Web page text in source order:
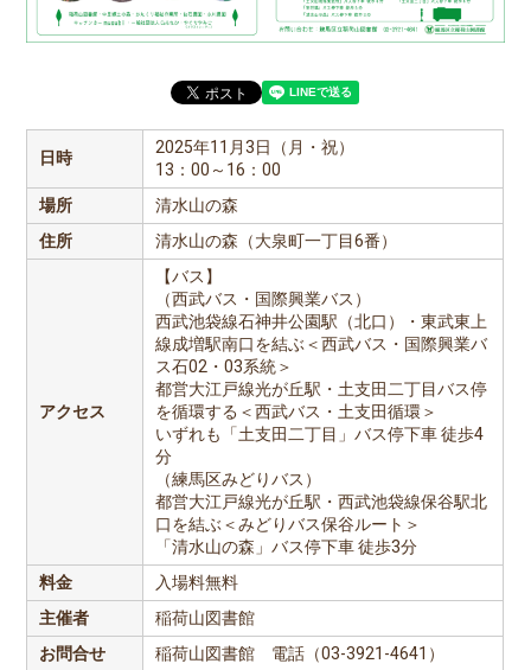
日時
2025年11月3日（月・祝）
13：00～16：00
場所
清水山の森
住所
清水山の森（大泉町一丁目6番）
アクセス
【バス】
（西武バス・国際興業バス）
西武池袋線石神井公園駅（北口）・東武東上
線成増駅南口を結ぶ＜西武バス・国際興業バ
ス石02・03系統＞
都営大江戸線光が丘駅・土支田二丁目バス停
を循環する＜西武バス・土支田循環＞
いずれも「土支田二丁目」バス停下車 徒歩4
分
（練馬区みどりバス）
都営大江戸線光が丘駅・西武池袋線保谷駅北
口を結ぶ＜みどりバス保谷ルート＞
「清水山の森」バス停下車 徒歩3分
料金
入場料無料
主催者
稲荷山図書館
お問合せ
稲荷山図書館 電話（03-3921-4641）